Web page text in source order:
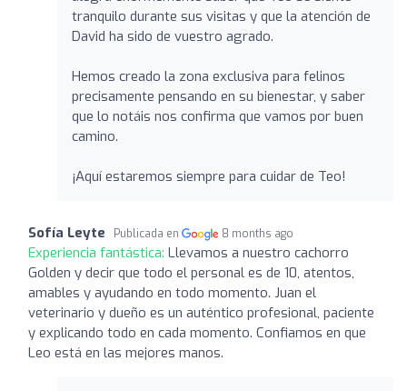
tranquilo durante sus visitas y que la atención de
David ha sido de vuestro agrado.
Hemos creado la zona exclusiva para felinos
precisamente pensando en su bienestar, y saber
que lo notáis nos confirma que vamos por buen
camino.
¡Aquí estaremos siempre para cuidar de Teo!
Sofía Leyte Publicada en 8 months ago
Experiencia fantástica: Llevamos a nuestro cachorro
Golden y decir que todo el personal es de 10, atentos,
amables y ayudando en todo momento. Juan el
veterinario y dueño es un auténtico profesional, paciente
y explicando todo en cada momento. Confiamos en que
Leo está en las mejores manos.